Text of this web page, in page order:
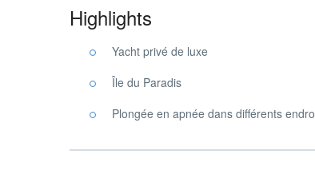
Highlights
Yacht privé de luxe
Île du Paradis
Plongée en apnée dans différents